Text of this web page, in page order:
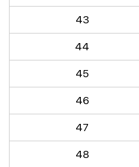
43
44
45
46
47
48